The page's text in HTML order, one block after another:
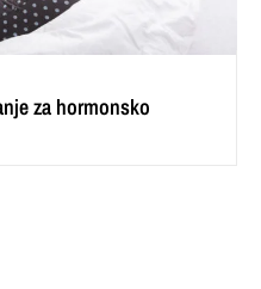
za hormonsko